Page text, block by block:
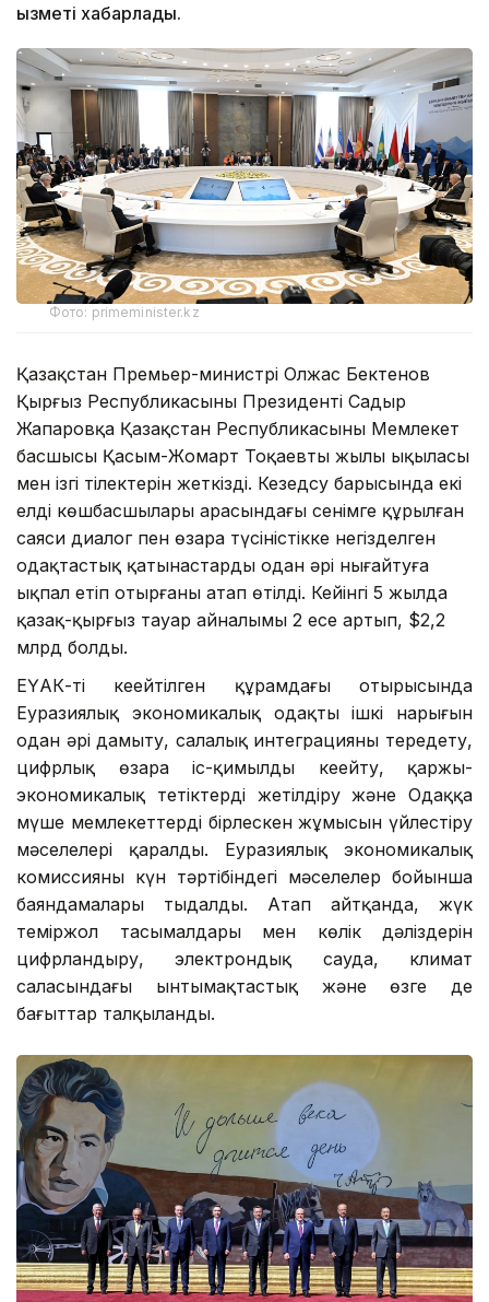
қызметі хабарлады.
Фото: primeminister.kz
Қазақстан Премьер-министрі Олжас Бектенов
Қырғыз Республикасының Президенті Садыр
Жапаровқа Қазақстан Республикасының Мемлекет
басшысы Қасым-Жомарт Тоқаевтың жылы ықыласы
мен ізгі тілектерін жеткізді. Кезедсу барысында екі
елдің көшбасшылары арасындағы сенімге құрылған
саяси диалог пен өзара түсіністікке негізделген
одақтастық қатынастарды одан әрі нығайтуға
ықпал етіп отырғаны атап өтілді. Кейінгі 5 жылда
қазақ-қырғыз тауар айналымы 2 есе артып, $2,2
млрд болды.
ЕҮАК-тің кеңейтілген құрамдағы отырысында
Еуразиялық экономикалық одақтың ішкі нарығын
одан әрі дамыту, салалық интеграцияны тереңдету,
цифрлық өзара іс-қимылды кеңейту, қаржы-
экономикалық тетіктерді жетілдіру және Одаққа
мүше мемлекеттердің бірлескен жұмысын үйлестіру
мәселелері қаралды. Еуразиялық экономикалық
комиссияның күн тәртібіндегі мәселелер бойынша
баяндамалары тыңдалды. Атап айтқанда, жүк
теміржол тасымалдары мен көлік дәліздерін
цифрландыру, электрондық сауда, климат
саласындағы ынтымақтастық және өзге де
бағыттар талқыланды.